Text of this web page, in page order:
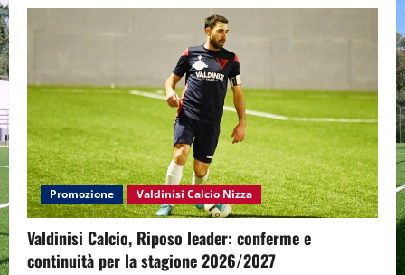
Promozione Valdinisi Calcio Nizza
Valdinisi Calcio, Riposo leader: conferme e
continuità per la stagione 2026/2027